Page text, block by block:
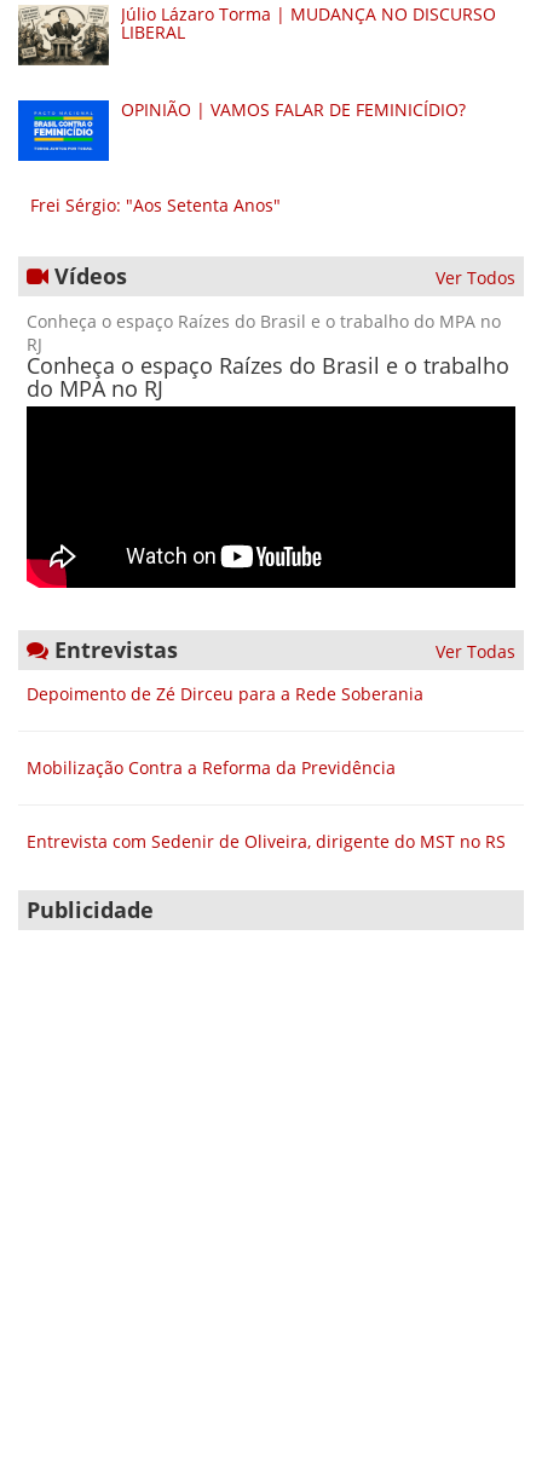
Júlio Lázaro Torma | MUDANÇA NO DISCURSO
LIBERAL
OPINIÃO | VAMOS FALAR DE FEMINICÍDIO?
Frei Sérgio: "Aos Setenta Anos"
Vídeos
Ver Todos
Conheça o espaço Raízes do Brasil e o trabalho do MPA no
RJ
Conheça o espaço Raízes do Brasil e o trabalho
do MPA no RJ
Entrevistas Ver Todas
Depoimento de Zé Dirceu para a Rede Soberania
Mobilização Contra a Reforma da Previdência
Entrevista com Sedenir de Oliveira, dirigente do MST no RS
Publicidade